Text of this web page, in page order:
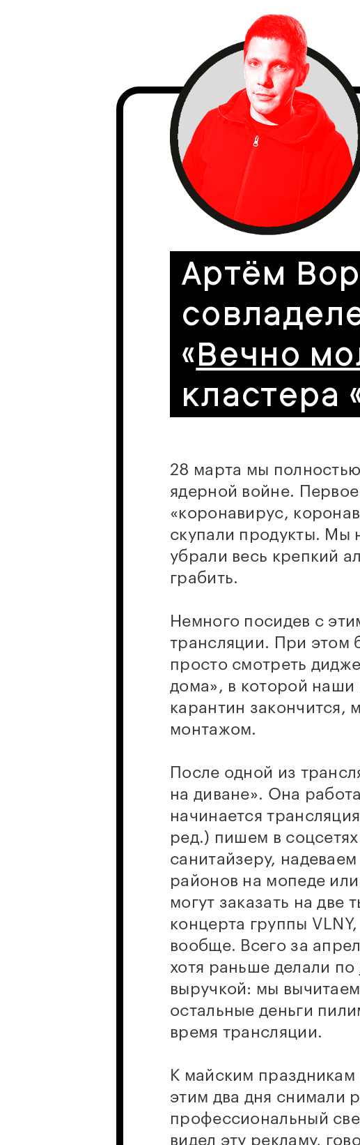
Артём
«Вечно
кластера
28 марта мы
ядерной войне.
«коронавирус,
скупали продукты. Мы
убрали весь крепкий
грабить.
Немного посидев с
трансляции. При этом
просто смотреть
дома», в которой наши
карантин закончится,
монтажом.
После одной из
на диване». Она
начинается
ред.) пишем в
санитайзеру,
районов на мопеде
могут заказать на
концерта группы
вообще. Всего за
хотя раньше делали по
выручкой: мы
остальные деньги
время трансляции.
К майским
этим два дня снимали
профессиональный
видел эту рекламу,